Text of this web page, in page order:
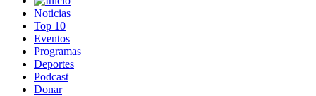
Noticias
Top 10
Eventos
Programas
Deportes
Podcast
Donar